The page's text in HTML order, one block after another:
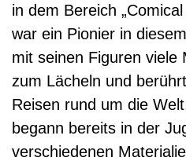
in dem Bereich
war ein Pionier in
mit seinen Figuren viele
zum Lächeln und
Reisen rund um die
begann bereits in der
verschiedenen